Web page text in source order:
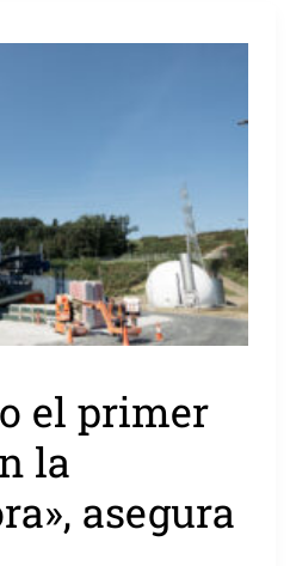
el primer
la
asegura